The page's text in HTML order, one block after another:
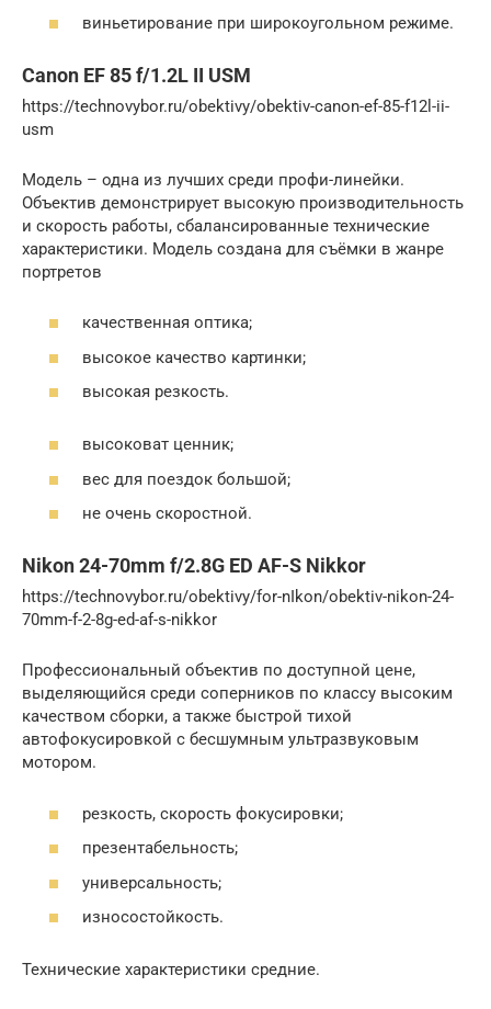
виньетирование при широкоугольном режиме.
Canon EF 85 f/1.2L II USM
https://technovybor.ru/obektivy/obektiv-canon-ef-85-f12l-ii-
usm
Модель – одна из лучших среди профи-линейки.
Объектив демонстрирует высокую производительность
и скорость работы, сбалансированные технические
характеристики. Модель создана для съёмки в жанре
портретов
качественная оптика;
высокое качество картинки;
высокая резкость.
высоковат ценник;
вес для поездок большой;
не очень скоростной.
Nikon 24-70mm f/2.8G ED AF-S Nikkor
https://technovybor.ru/obektivy/for-nIkon/obektiv-nikon-24-
70mm-f-2-8g-ed-af-s-nikkor
Профессиональный объектив по доступной цене,
выделяющийся среди соперников по классу высоким
качеством сборки, а также быстрой тихой
автофокусировкой с бесшумным ультразвуковым
мотором.
резкость, скорость фокусировки;
презентабельность;
универсальность;
износостойкость.
Технические характеристики средние.